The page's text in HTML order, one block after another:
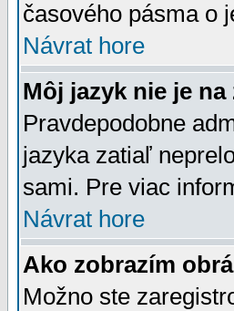
časového pásma o
Návrat hore
Môj jazyk nie je na
Pravdepodobne
jazyka zatiaľ
sami. Pre viac
Návrat hore
Ako zobrazím
Možno ste